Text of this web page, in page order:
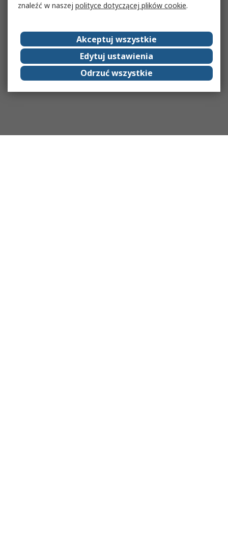
znaleźć w naszej polityce dotyczącej plików cookie.
Akceptuj wszystkie
Edytuj ustawienia
Odrzuć wszystkie